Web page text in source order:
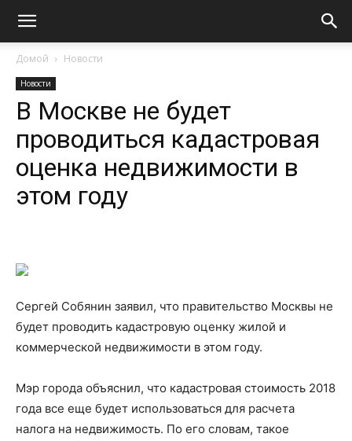
Домой Новости
Новости
В Москве не будет
проводиться кадастровая
оценка недвижимости в
этом году
Сергей Собянин заявил, что правительство Москвы не
будет проводить кадастровую оценку жилой и
коммерческой недвижимости в этом году.
Мэр города объяснил, что кадастровая стоимость 2018
года все еще будет использоваться для расчета
налога на недвижимость. По его словам, такое